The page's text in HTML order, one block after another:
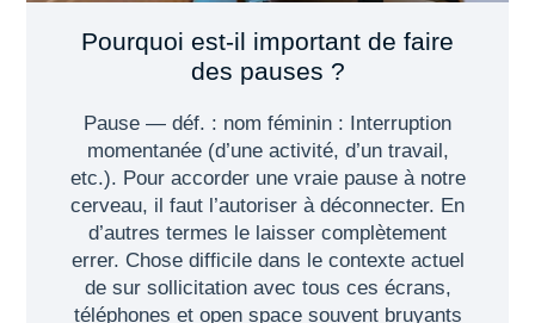
Pourquoi est-il important de faire
des pauses ?
Pause — déf. : nom féminin : Interruption
momentanée (d’une activité, d’un travail,
etc.). Pour accorder une vraie pause à notre
cerveau, il faut l’autoriser à déconnecter. En
d’autres termes le laisser complètement
errer. Chose difficile dans le contexte actuel
de sur sollicitation avec tous ces écrans,
téléphones et open space souvent bruyants